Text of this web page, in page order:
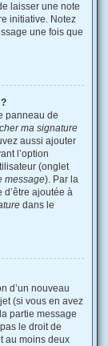
laisser une note
initiative. Notez
une fois que
panneau de
ma signature
aussi ajouter
l’option
(onglet
message). Par la
ajoutée à
dans le
d’un nouveau
(si vous en avez
partie message
le droit de
au moins deux